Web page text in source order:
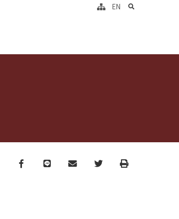
EN search
Facebook
line email TwitterPrint